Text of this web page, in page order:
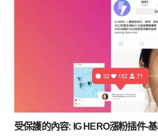
受保護的內容: IG HERO漲粉插件-